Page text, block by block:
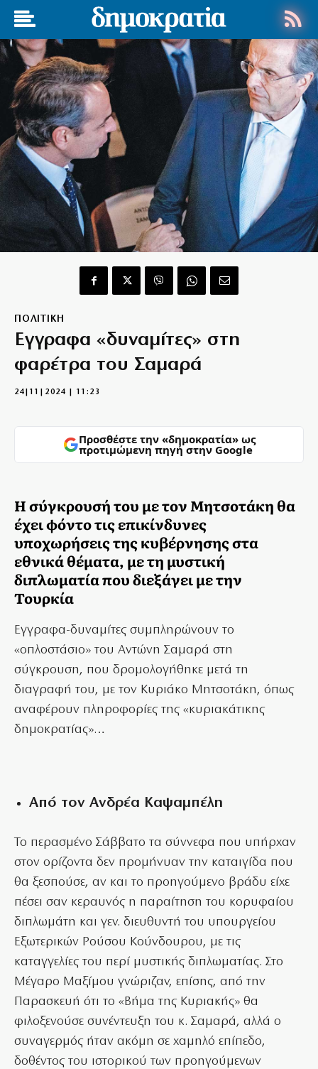
ΠΟΛΙΤΙΚΗ
Εγγραφα «δυναμίτες» στη
φαρέτρα του Σαμαρά
24|11|2024 | 11:23
Προσθέστε την «δημοκρατία» ως
προτιμώμενη πηγή στην Google
Η σύγκρουσή του με τον Μητσοτάκη θα
έχει φόντο τις επικίνδυνες
υποχωρήσεις της κυβέρνησης στα
εθνικά θέματα, με τη μυστική
διπλωματία που διεξάγει με την
Τουρκία
Εγγραφα-δυναμίτες συμπληρώνουν το
«οπλοστάσιο» του Αντώνη Σαμαρά στη
σύγκρουση, που δρομολογήθηκε μετά τη
διαγραφή του, με τον Κυριάκο Μητσοτάκη, όπως
αναφέρουν πληροφορίες της «κυριακάτικης
δημοκρατίας»…
Από τον Ανδρέα Καψαμπέλη
Το περασμένο Σάββατο τα σύννεφα που υπήρχαν
στον ορίζοντα δεν προμήνυαν την καταιγίδα που
θα ξεσπούσε, αν και το προηγούμενο βράδυ είχε
πέσει σαν κεραυνός η παραίτηση του κορυφαίου
διπλωμάτη και γεν. διευθυντή του υπουργείου
Εξωτερικών Ρούσου Κούνδουρου, με τις
καταγγελίες του περί μυστικής διπλωματίας. Στο
Μέγαρο Μαξίμου γνώριζαν, επίσης, από την
Παρασκευή ότι το «Βήμα της Κυριακής» θα
φιλοξενούσε συνέντευξη του κ. Σαμαρά, αλλά ο
συναγερμός ήταν ακόμη σε χαμηλό επίπεδο,
δοθέντος του ιστορικού των προηγούμενων